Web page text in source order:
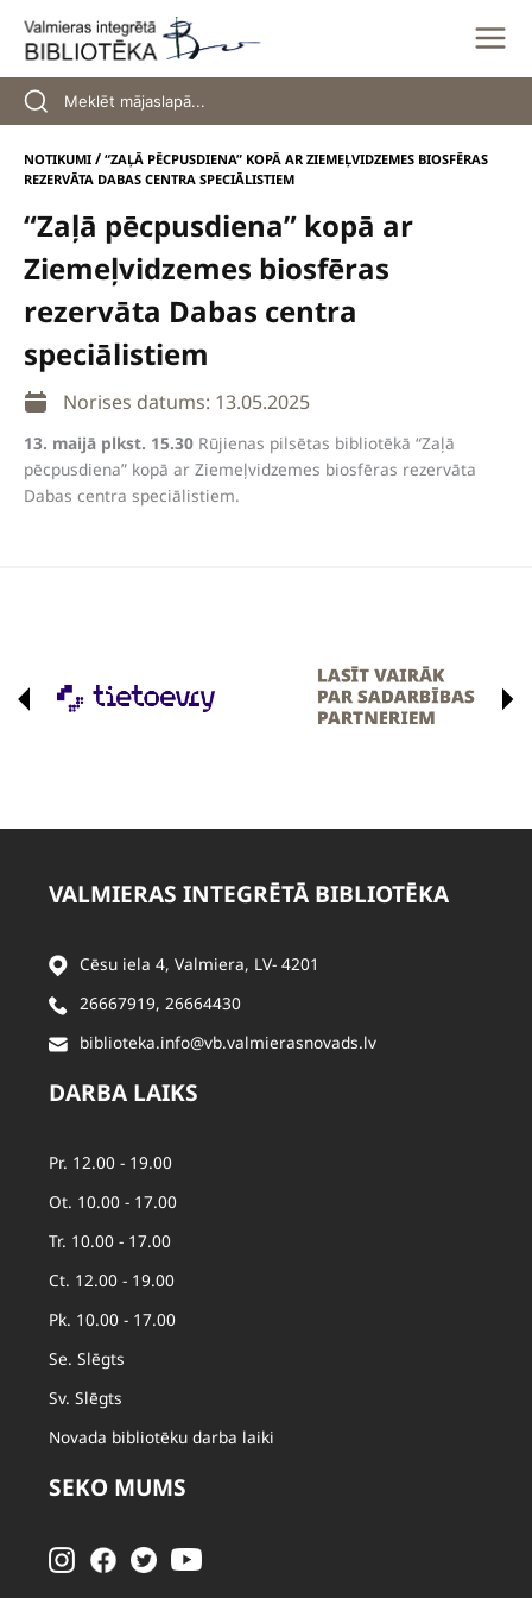
content
NOTIKUMI / “ZAĻĀ PĒCPUSDIENA” KOPĀ AR ZIEMEĻVIDZEMES BIOSFĒRAS
REZERVĀTA DABAS CENTRA SPECIĀLISTIEM
“Zaļā pēcpusdiena” kopā ar
Ziemeļvidzemes biosfēras
rezervāta Dabas centra
speciālistiem
Norises datums: 13.05.2025
13. maijā plkst. 15.30 Rūjienas pilsētas bibliotēkā “Zaļā
pēcpusdiena” kopā ar Ziemeļvidzemes biosfēras rezervāta
Dabas centra speciālistiem.
VALMIERAS INTEGRĒTĀ BIBLIOTĒKA
Cēsu iela 4, Valmiera, LV- 4201
26667919, 26664430
biblioteka.info@vb.valmierasnovads.lv
DARBA LAIKS
Pr. 12.00 - 19.00
Ot. 10.00 - 17.00
Tr. 10.00 - 17.00
Ct. 12.00 - 19.00
Pk. 10.00 - 17.00
Se. Slēgts
Sv. Slēgts
Novada bibliotēku darba laiki
SEKO MUMS